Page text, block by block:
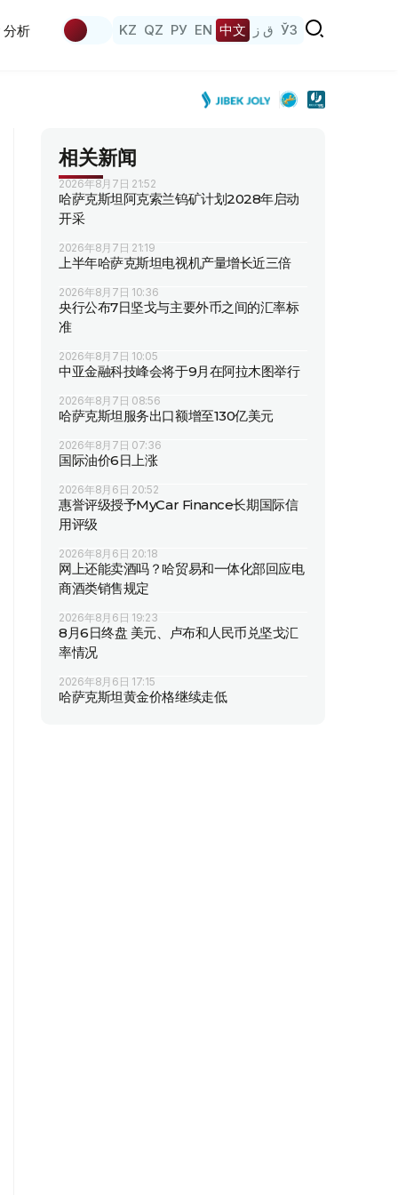
分析 KZ QZ РУ EN 中文 ق ز ЎЗ
相关新闻
2026年8月7日 21:52
哈萨克斯坦阿克索兰钨矿计划2028年启动
开采
2026年8月7日 21:19
上半年哈萨克斯坦电视机产量增长近三倍
2026年8月7日 10:36
央行公布7日坚戈与主要外币之间的汇率标
准
2026年8月7日 10:05
中亚金融科技峰会将于9月在阿拉木图举行
2026年8月7日 08:56
哈萨克斯坦服务出口额增至130亿美元
2026年8月7日 07:36
国际油价6日上涨
2026年8月6日 20:52
惠誉评级授予MyCar Finance长期国际信
用评级
2026年8月6日 20:18
网上还能卖酒吗？哈贸易和一体化部回应电
商酒类销售规定
2026年8月6日 19:23
8月6日终盘 美元、卢布和人民币兑坚戈汇
率情况
2026年8月6日 17:15
哈萨克斯坦黄金价格继续走低